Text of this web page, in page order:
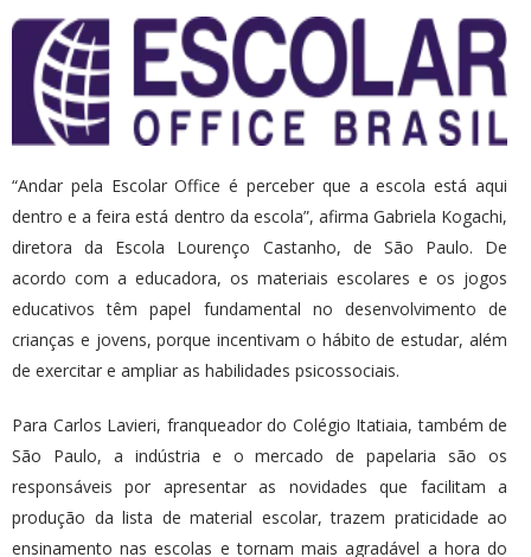
“Andar pela Escolar Office é perceber que a escola está aqui
dentro e a feira está dentro da escola”, afirma Gabriela Kogachi,
diretora da Escola Lourenço Castanho, de São Paulo. De
acordo com a educadora, os materiais escolares e os jogos
educativos têm papel fundamental no desenvolvimento de
crianças e jovens, porque incentivam o hábito de estudar, além
de exercitar e ampliar as habilidades psicossociais.
Para Carlos Lavieri, franqueador do Colégio Itatiaia, também de
São Paulo, a indústria e o mercado de papelaria são os
responsáveis por apresentar as novidades que facilitam a
produção da lista de material escolar, trazem praticidade ao
ensinamento nas escolas e tornam mais agradável a hora do